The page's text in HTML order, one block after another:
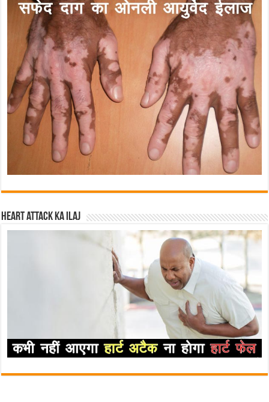
Heart attack ka ilaj